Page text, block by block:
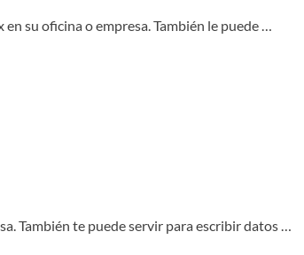
su oficina o empresa. También le puede …
También te puede servir para escribir datos …